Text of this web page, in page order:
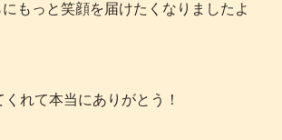
にもっと笑顔を届けたくなりましたよ
れて本当にありがとう！